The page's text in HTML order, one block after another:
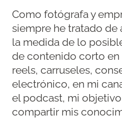
Como fotógrafa y
siempre he tratado de
la medida de lo
de contenido corto en
reels, carruseles,
electrónico, en mi
el podcast, mi
compartir mis